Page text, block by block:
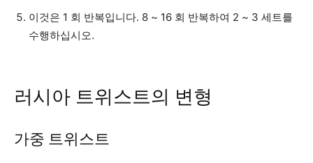
이것은 1 회 반복입니다. 8 ~ 16 회 반복하여 2 ~ 3 세트를
수행하십시오.
러시아 트위스트의 변형
가중 트위스트